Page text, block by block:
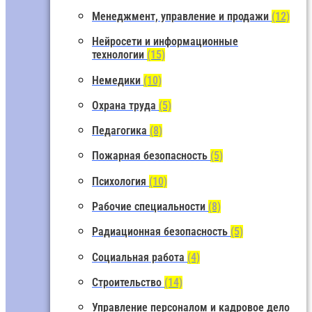
Менеджмент, управление и продажи (12)
Нейросети и информационные
технологии (15)
Немедики (10)
Охрана труда (5)
Педагогика (8)
Пожарная безопасность (5)
Психология (10)
Рабочие специальности (8)
Радиационная безопасность (5)
Социальная работа (4)
Строительство (14)
Управление персоналом и кадровое дело